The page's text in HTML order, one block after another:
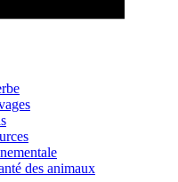
des animaux